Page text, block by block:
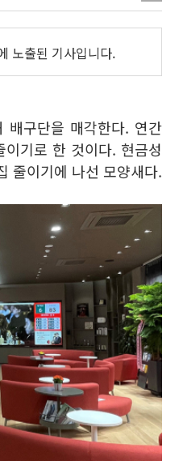
노출된 기사입니다.
배구단을 매각한다. 연간
기로 한 것이다. 현금성
줄이기에 나선 모양새다.